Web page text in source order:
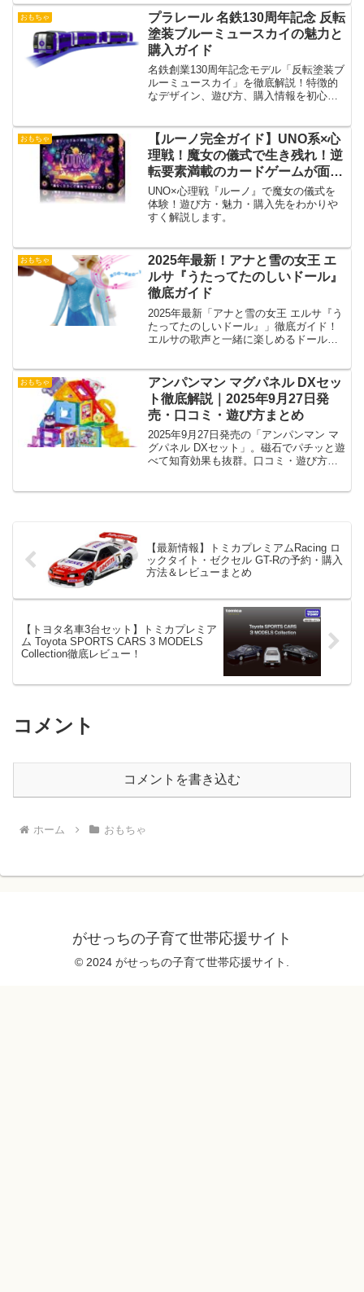
おもちゃ
プラレール 名鉄130周年記念 反転
塗装ブルーミュースカイの魅力と
購入ガイド
名鉄創業130周年記念モデル「反転塗装ブ
ルーミュースカイ」を徹底解説！特徴的
なデザイン、遊び方、購入情報を初心者
おもちゃ
【ルーノ完全ガイド】UNO系×心
理戦！魔女の儀式で生き残れ！逆
転要素満載のカードゲームが面白
すぎる
UNO×心理戦『ルーノ』で魔女の儀式を
体験！遊び方・魅力・購入先をわかりや
すく解説します。
おもちゃ
2025年最新！アナと雪の女王 エ
ルサ『うたってたのしいドール』
徹底ガイド
2025年最新「アナと雪の女王 エルサ『う
たってたのしいドール』」徹底ガイド！
エルサの歌声と一緒に楽しめるドールの
おもちゃ
アンパンマン マグパネル DXセッ
ト徹底解説｜2025年9月27日発
売・口コミ・遊び方まとめ
2025年9月27日発売の「アンパンマン マ
グパネル DXセット」。磁石でパチッと遊
べて知育効果も抜群。口コミ・遊び方・
【最新情報】トミカプレミアムRacing ロ
ックタイト・ゼクセル GT-Rの予約・購入
方法＆レビューまとめ
【トヨタ名車3台セット】トミカプレミア
ム Toyota SPORTS CARS 3 MODELS
Collection徹底レビュー！
コメント
コメントを書き込む
ホーム おもちゃ
がせっちの子育て世帯応援サイト
© 2024 がせっちの子育て世帯応援サイト.